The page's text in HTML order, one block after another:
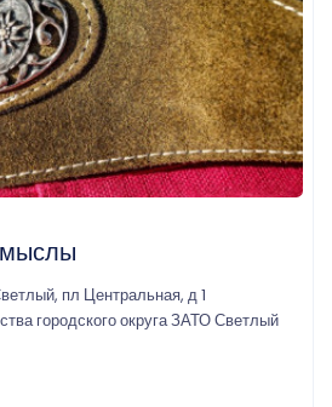
пл Центральная, д 1
городского округа ЗАТО Светлый